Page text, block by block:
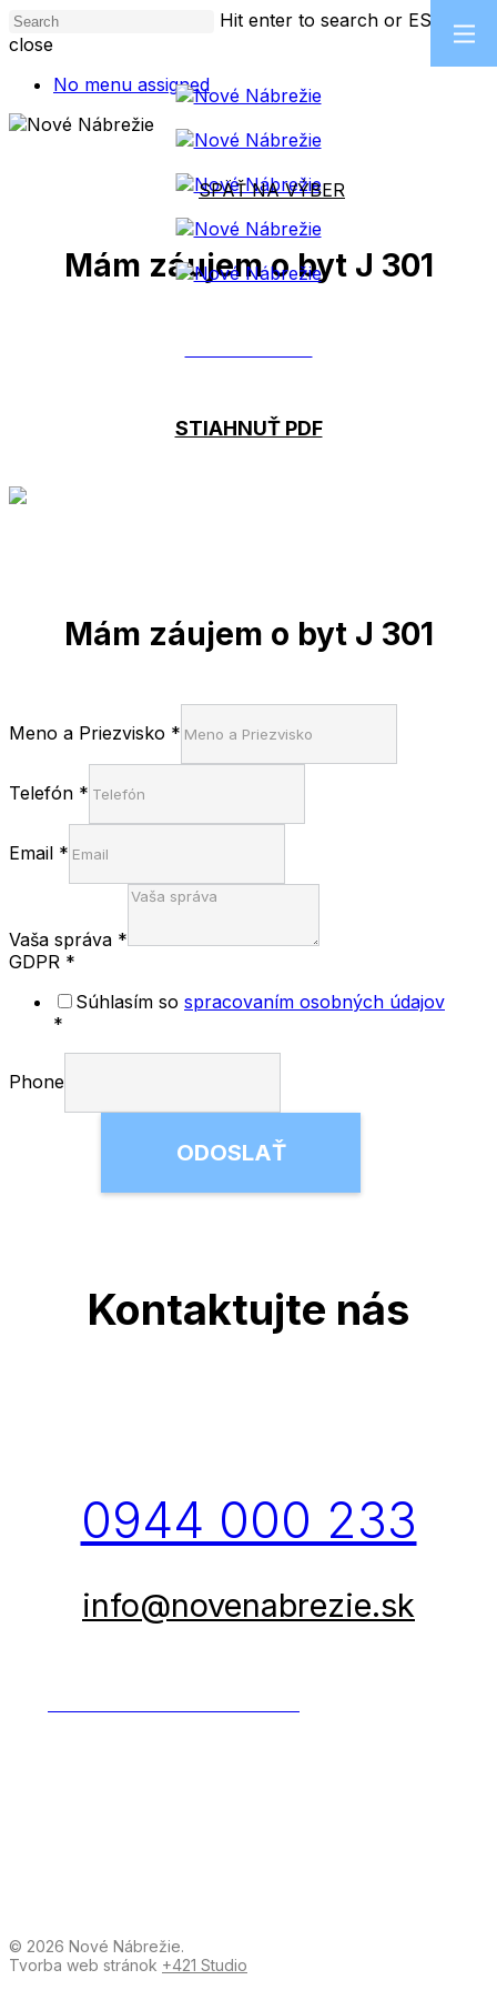
Skip
to
content
Hit enter to search or ESC to
close
SearchNo menu assigned
SPÄŤ NA VÝBER
Mám záujem o byt J 301
STIAHNUŤ PDF
Mám záujem o byt J 301
Meno a Priezvisko *
Telefón *
Email *
Vaša správa *
GDPR *
Súhlasím so spracovaním osobných údajov
*
Phone
ODOSLAŤ
Kontaktujte nás
0944 000 233
info@novenabrezie.sk
© 2026 Nové Nábrežie.
Tvorba web stránok +421 Studio